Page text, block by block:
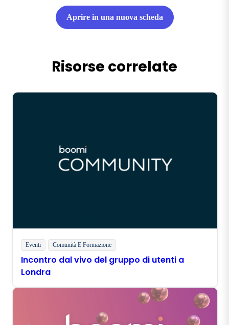
Aprire in una nuova scheda
Risorse correlate
Eventi Comunità E Formazione
Incontro dal vivo del gruppo di utenti a
Londra